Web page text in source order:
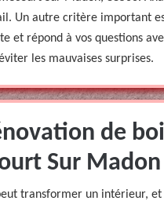
Un autre critère important
et répond à vos questions
les mauvaises surprises.
de
Sur
transformer un intérieur,